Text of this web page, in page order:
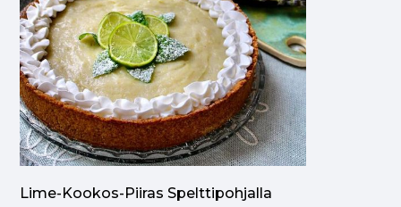
Lime-Kookos-Piiras Spelttipohjalla